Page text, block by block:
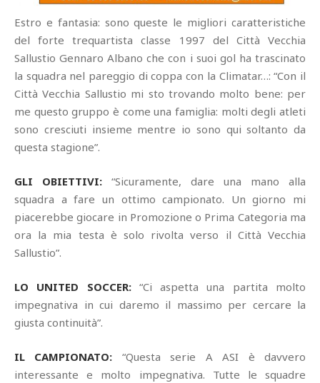
Estro e fantasia: sono queste le migliori caratteristiche
del forte trequartista classe 1997 del Città Vecchia
Sallustio Gennaro Albano che con i suoi gol ha trascinato
la squadra nel pareggio di coppa con la Climatar…: “Con il
Città Vecchia Sallustio mi sto trovando molto bene: per
me questo gruppo è come una famiglia: molti degli atleti
sono cresciuti insieme mentre io sono qui soltanto da
questa stagione”.
GLI OBIETTIVI: “Sicuramente, dare una mano alla
squadra a fare un ottimo campionato. Un giorno mi
piacerebbe giocare in Promozione o Prima Categoria ma
ora la mia testa è solo rivolta verso il Città Vecchia
Sallustio”.
LO UNITED SOCCER: “Ci aspetta una partita molto
impegnativa in cui daremo il massimo per cercare la
giusta continuità”.
IL CAMPIONATO: “Questa serie A ASI è davvero
interessante e molto impegnativa. Tutte le squadre